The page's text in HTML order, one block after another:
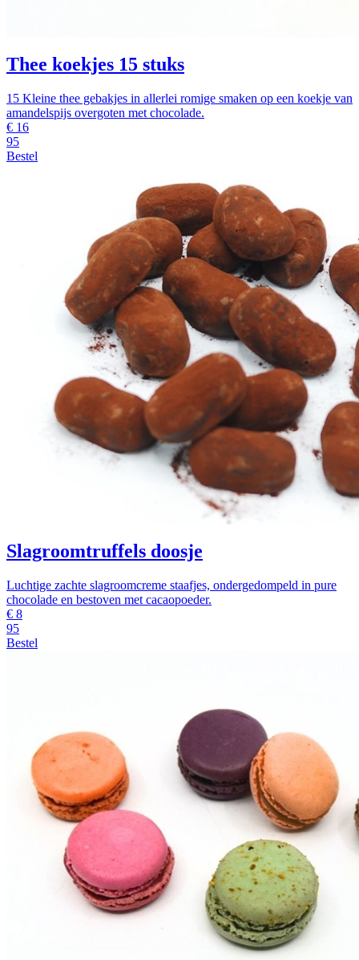
Thee koekjes 15 stuks
15 Kleine thee gebakjes in allerlei romige smaken op een koekje van
amandelspijs overgoten met chocolade.
€ 16
95
Bestel
Slagroomtruffels doosje
Luchtige zachte slagroomcreme staafjes, ondergedompeld in pure
chocolade en bestoven met cacaopoeder.
€ 8
95
Bestel